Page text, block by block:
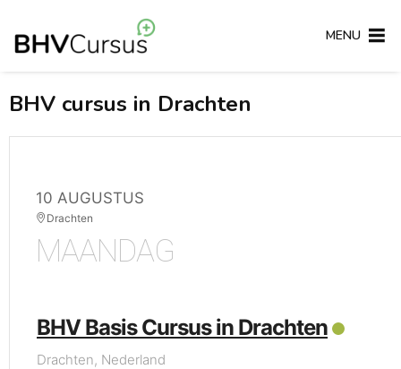
MENU
BHV cursus in Drachten
10 AUGUSTUS
Drachten
MAANDAG
BHV Basis Cursus in Drachten
Drachten, Nederland